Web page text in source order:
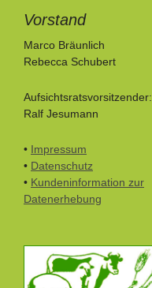
Vorstand
Marco Bräunlich
Rebecca Schubert
Aufsichtsratsvorsitzender:
Ralf Jesumann
• Impressum
• Datenschutz
• Kundeninformation zur
Datenerhebung